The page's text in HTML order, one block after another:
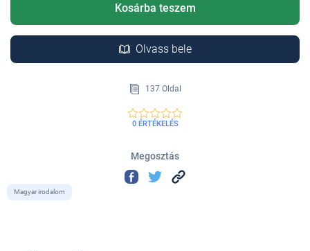
Kosárba teszem
Olvass bele
137 Oldal
0 ÉRTÉKELÉS
Megosztás
Magyar irodalom